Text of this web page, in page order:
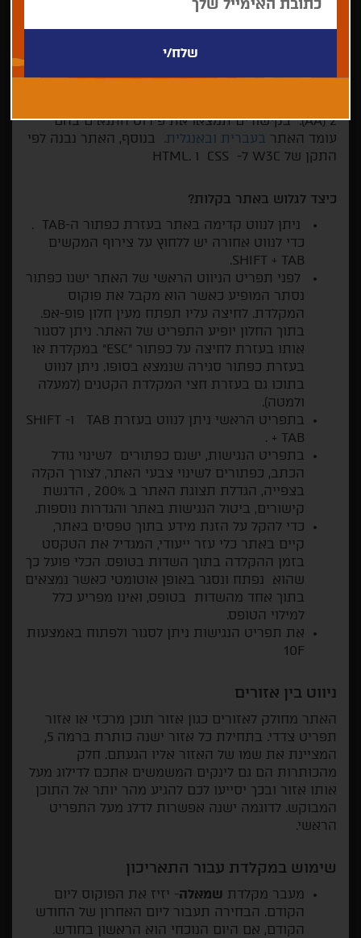
"פסטיבל הסרטים חיפה" מתחייב לספק לקהל הרחב
הגולש באתר, תוכן נגיש ולכן אנחנו פועלים לעדכן
2 (AA). בקישורים תמצאו את פירוט התנאים בהם
עומד האתר בעברית ובאנגלית.
בנוסף, האתר נבנה לפי
התקן של W3C ל- CSS ו .HTML
כיצד לגלוש באתר בקלות?
ניתן לנווט קדימה באתר בעזרת כפתור ה-TAB .
כדי לנווט אחורה יש ללחוץ על צירוף המקשים
SHIFT + TAB.
לפני תפריט הניווט הראשי של האתר ישנו כפתור
נסתר המופיע כאשר הוא מקבל את פוקוס
המקלדת. לחיצה עליו תפתח מעין חלון פופ-אפ.
בתוך החלון יופיע התפריט של האתר. ניתן לסגור
אותו בעזרת לחיצה על כפתור "ESC" במקלדת או
בעזרת כפתור סגירה שנמצא בסופו. ניתן לנווט
בתוכו גם בעזרת חצי המקלדת הקטנים (למעלה
ולמטה).
בתפריט הראשי ניתן לנווט בעזרת TAB ו- SHIFT
+ TAB .
בתפריט הנגישות, ישנם כפתורים לשינוי גודל
הכתב, כפתורים לשינוי צבעי האתר, לצורך הקלה
בצפייה, הגדלת תצוגת האתר ב 200% , הדגשת
קישורים, ביטול הנגישות באתר והגדרות נוספות.
כדי להקל על הזנת מידע בתוך טפסים באתר,
קיים באתר כלי עזר ייעודי, המגדיל את הטקסט
בזמן ההקלדה בתוך השדות בטופס. הכלי פועל כך
שהוא נפתח ונסגר באופן אוטומטי כאשר נמצאים
בתוך אחד מהשדות בטופס, ואינו מפריע כלל
למילוי הטופס.
את תפריט הנגישות ניתן לסגור ולפתוח באמצעות
10F
ניווט בין אזורים
האתר מחולק לאזורים כגון אזור תוכן מרכזי או אזור
תפריט צדדי. בתחילת כל אזור ישנה כותרת ברמה 5,
המציינת את שמו של האזור אליו הגעתם. חלק
מהכותרות הם גם לינקים המשמשים אתכם לדילוג מעל
אותו אזור ובכך יסייעו לכם להגיע מהר יותר אל התוכן
המבוקש. לדוגמה ישנה אפשרות לדלג מעל התפריט
הראשי.
שימוש במקלדת עבור התאריכון
מעבר מקלדת שמאלה- יזיז את הפוקוס ליום
הקודם. הבחירה תעבור ליום האחרון של החודש
הקודם, אם היום הנוכחי הוא הראשון בחודש.